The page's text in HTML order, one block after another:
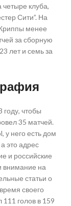
четыре клуба,
Сити”. На
менее
за сборную
лет и семь за
году, чтобы
35 матчей.
у него есть дом
это адрес
и российские
внимание на
статьи о
своего
111 голов в 159